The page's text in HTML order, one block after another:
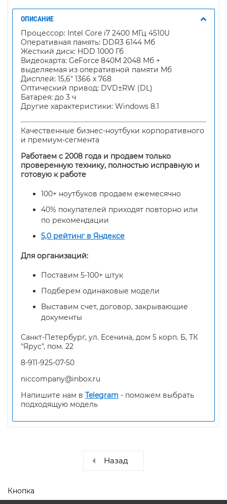
ОПИСАНИЕ
Процессор: Intel Core i7 2400 МГц 4510U
Оперативная память: DDR3 6144 Мб
Жесткий диск: HDD 1000 Гб
Видеокарта: GeForce 840M 2048 Мб +
выделяемая из оперативной памяти Мб
Дисплей: 15,6" 1366 x 768
Оптический привод: DVD±RW (DL)
Батарея: до 3 ч
Другие характеристики: Windows 8.1
Качественные бизнес-ноутбуки корпоративного
и премиум-сегмента
Работаем с 2008 года и продаем только
проверенную технику, полностью исправную и
готовую к работе
100+ ноутбуков продаем ежемесячно
40% покупателей приходят повторно или
по рекомендации
5,0 рейтинг в Яндексе
Для организаций:
Поставим 5-100+ штук
Подберем одинаковые модели
Выставим счет, договор, закрывающие
документы
Санкт-Петербург, ул. Есенина, дом 5 корп. Б, ТК
"Ярус", пом. 22
8-911-925-07-50
niccompany@inbox.ru
Напишите нам в Telegram - поможем выбрать
подходящую модель
Назад
Кнопка